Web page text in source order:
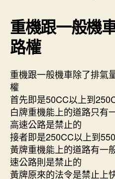
重機跟一般機
路權
重機跟一般機車除了排氣
權
首先即是50CC以上到
白牌重機能上的道路只有
高速公路是禁止的
接者即是250CC以上到
黃牌重機能上的道路有一
速公路則是禁止的
黃牌原來的法令是禁止上